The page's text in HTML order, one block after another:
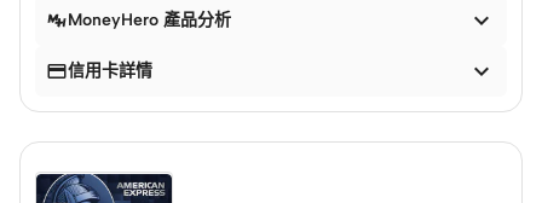
MoneyHero 產品分析 
信用卡詳情 